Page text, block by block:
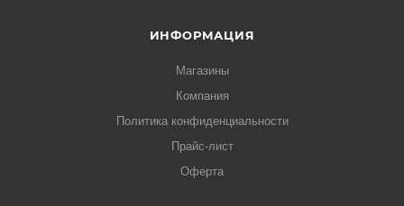
ИНФОРМАЦИЯ
Магазины
Компания
Политика конфиденциальности
Прайс-лист
Оферта